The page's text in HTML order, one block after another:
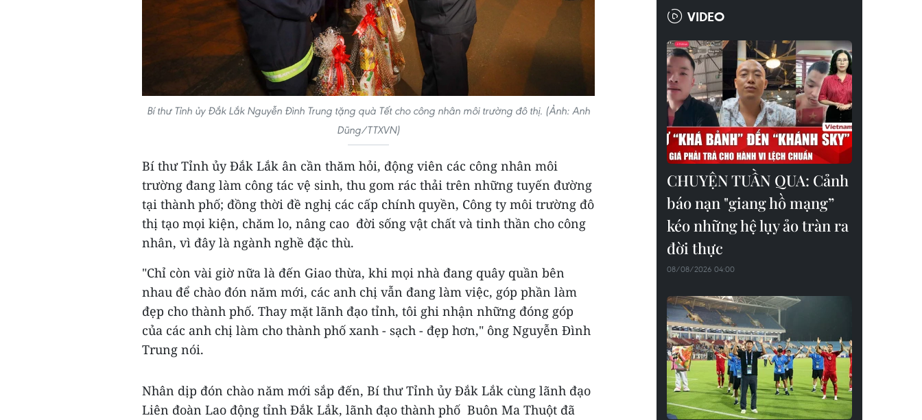
Bí thư Tỉnh ủy Đắk Lắk Nguyễn Đình Trung tặng quà Tết cho công nhân môi trường đô thị. (Ảnh: Anh
Dũng/TTXVN)
Bí thư Tỉnh ủy Đắk Lắk ân cần thăm hỏi, động viên các công nhân môi
trường đang làm công tác vệ sinh, thu gom rác thải trên những tuyến đường
tại thành phố; đồng thời đề nghị các cấp chính quyền, Công ty môi trường đô
thị tạo mọi kiện, chăm lo, nâng cao đời sống vật chất và tinh thần cho công
nhân, vì đây là ngành nghề đặc thù.
"Chỉ còn vài giờ nữa là đến Giao thừa, khi mọi nhà đang quây quần bên
nhau để chào đón năm mới, các anh chị vẫn đang làm việc, góp phần làm
đẹp cho thành phố. Thay mặt lãnh đạo tỉnh, tôi ghi nhận những đóng góp
của các anh chị làm cho thành phố xanh - sạch - đẹp hơn," ông Nguyễn Đình
Trung nói.
Nhân dịp đón chào năm mới sắp đến, Bí thư Tỉnh ủy Đắk Lắk cùng lãnh đạo
Liên đoàn Lao động tỉnh Đắk Lắk, lãnh đạo thành phố Buôn Ma Thuột đã
VIDEO
CHUYỆN TUẦN QUA: Cảnh
báo nạn "giang hồ mạng”
kéo những hệ lụy ảo tràn ra
đời thực
08/08/2026 04:00